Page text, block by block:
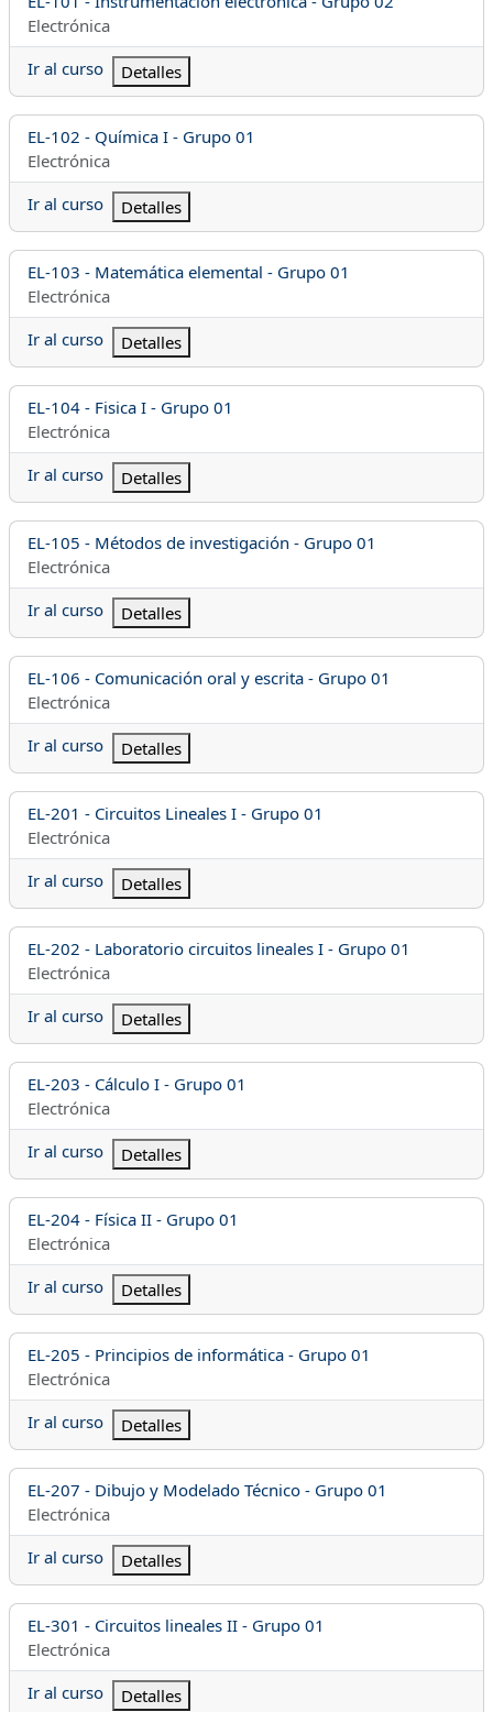
Categoría del curso
Electrónica
Ir al curso
Detalles
Nombre del curso
EL-102 - Química I - Grupo 01
Categoría del curso
Electrónica
Ir al curso
Detalles
Nombre del curso
EL-103 - Matemática elemental - Grupo 01
Categoría del curso
Electrónica
Ir al curso
Detalles
Nombre del curso
EL-104 - Fisica I - Grupo 01
Categoría del curso
Electrónica
Ir al curso
Detalles
Nombre del curso
EL-105 - Métodos de investigación - Grupo 01
Categoría del curso
Electrónica
Ir al curso
Detalles
Nombre del curso
EL-106 - Comunicación oral y escrita - Grupo 01
Categoría del curso
Electrónica
Ir al curso
Detalles
Nombre del curso
EL-201 - Circuitos Lineales I - Grupo 01
Categoría del curso
Electrónica
Ir al curso
Detalles
Nombre del curso
EL-202 - Laboratorio circuitos lineales I - Grupo 01
Categoría del curso
Electrónica
Ir al curso
Detalles
Nombre del curso
EL-203 - Cálculo I - Grupo 01
Categoría del curso
Electrónica
Ir al curso
Detalles
Nombre del curso
EL-204 - Física II - Grupo 01
Categoría del curso
Electrónica
Ir al curso
Detalles
Nombre del curso
EL-205 - Principios de informática - Grupo 01
Categoría del curso
Electrónica
Ir al curso
Detalles
Nombre del curso
EL-207 - Dibujo y Modelado Técnico - Grupo 01
Categoría del curso
Electrónica
Ir al curso
Detalles
Nombre del curso
EL-301 - Circuitos lineales II - Grupo 01
Categoría del curso
Electrónica
Ir al curso
Detalles